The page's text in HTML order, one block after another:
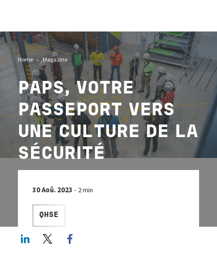
Image
Home Magazine
PAPS, VOTRE
PASSEPORT VERS
UNE CULTURE DE LA
SÉCURITÉ
30 Aoû. 2023- 2 min
QHSE
LinkedInTwitter